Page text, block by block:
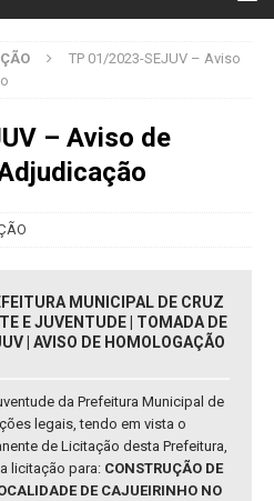
TP 01/2023-SEJUV – Aviso
– Aviso de
MUNICIPAL DE CRUZ
E JUVENTUDE | TOMADA DE
| AVISO DE HOMOLOGAÇÃO
da Prefeitura Municipal de
legais, tendo em vista o
de Licitação desta Prefeitura,
licitação para: CONSTRUÇÃO DE
DE CAJUEIRINHO NO